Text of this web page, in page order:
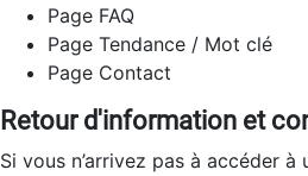
Page FAQ
Page Tendance / Mot clé
Page Contact
Retour d'information et
Si vous n’arrivez pas à accéder